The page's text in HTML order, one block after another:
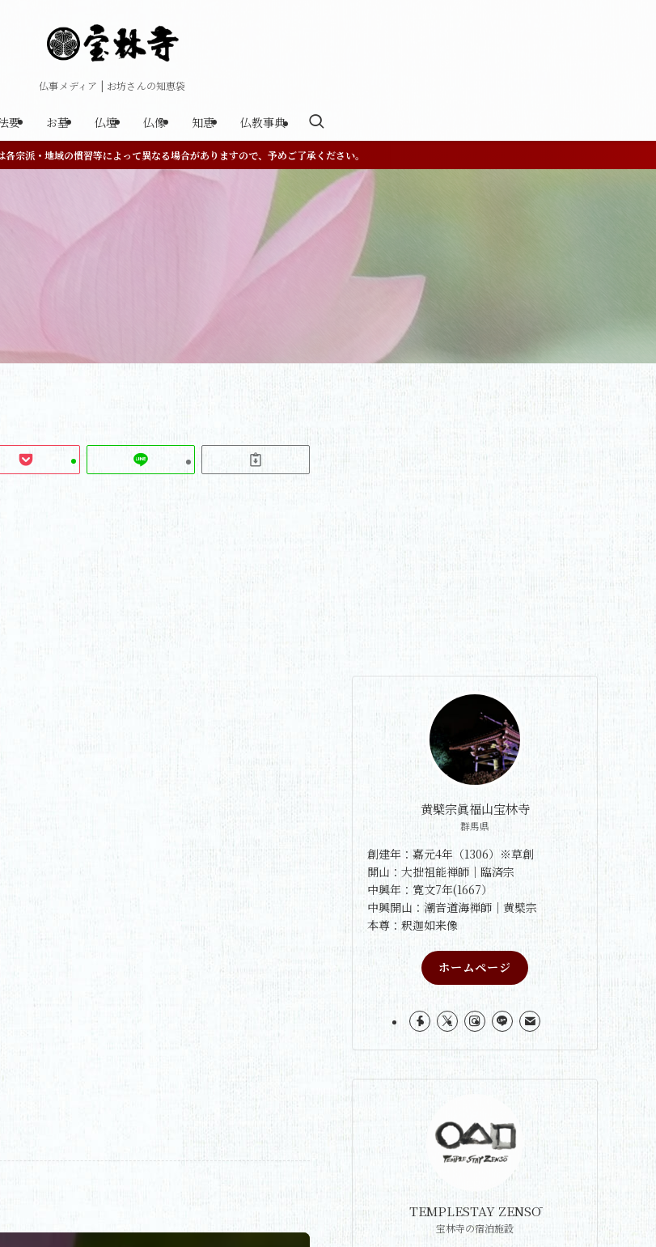
仏事メディア | お坊さんの知恵袋
要 お墓 仏壇 仏像 知恵 仏教事典
宗派・地域の慣習等によって異なる場合がありますので、予めご了承ください。
黄檗宗眞福山宝林寺
群馬県
創建年：嘉元4年（1306）※草創
開山：大拙祖能禅師｜臨済宗
中興年：寛文7年(1667）
中興開山：潮音道海禅師｜黄檗宗
本尊：釈迦如来像
ホームページ
TEMPLESTAY ZENSŌ
宝林寺の宿泊施設